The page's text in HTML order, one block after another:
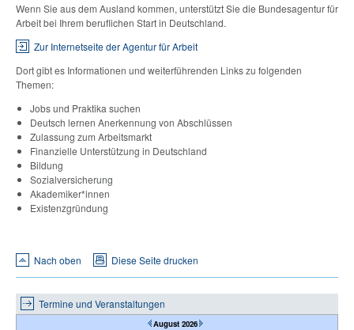
Wenn Sie aus dem Ausland kommen, unterstützt Sie die Bundesagentur für
Arbeit bei Ihrem beruflichen Start in Deutschland.
Zur Internetseite der Agentur für Arbeit
Dort gibt es Informationen und weiterführenden Links zu folgenden
Themen:
Jobs und Praktika suchen
Deutsch lernen Anerkennung von Abschlüssen
Zulassung zum Arbeitsmarkt
Finanzielle Unterstützung in Deutschland
Bildung
Sozialversicherung
Akademiker*innen
Existenzgründung
Nach oben Diese Seite drucken
Termine und Veranstaltungen
August 2026